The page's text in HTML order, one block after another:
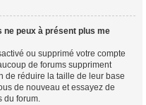
ne peux à présent plus me
ou supprimé votre compte
de forums suppriment
de réduire la taille de leur base
de nouveau et essayez de
du forum.